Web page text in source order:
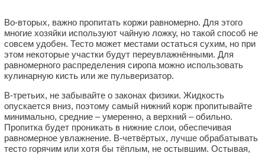
Во-вторых, важно пропитать коржи равномерно. Для этого
многие хозяйки используют чайную ложку, но такой способ не
совсем удобен. Тесто может местами остаться сухим, но при
этом некоторые участки будут переувлажнёнными. Для
равномерного распределения сиропа можно использовать
кулинарную кисть или же пульверизатор.
В-третьих, не забывайте о законах физики. Жидкость
опускается вниз, поэтому самый нижний корж пропитывайте
минимально, средние – умеренно, а верхний – обильно.
Пропитка будет проникать в нижние слои, обеспечивая
равномерное увлажнение. В-четвёртых, лучше обрабатывать
тесто горячим или хотя бы тёплым, не остывшим. Остывая,